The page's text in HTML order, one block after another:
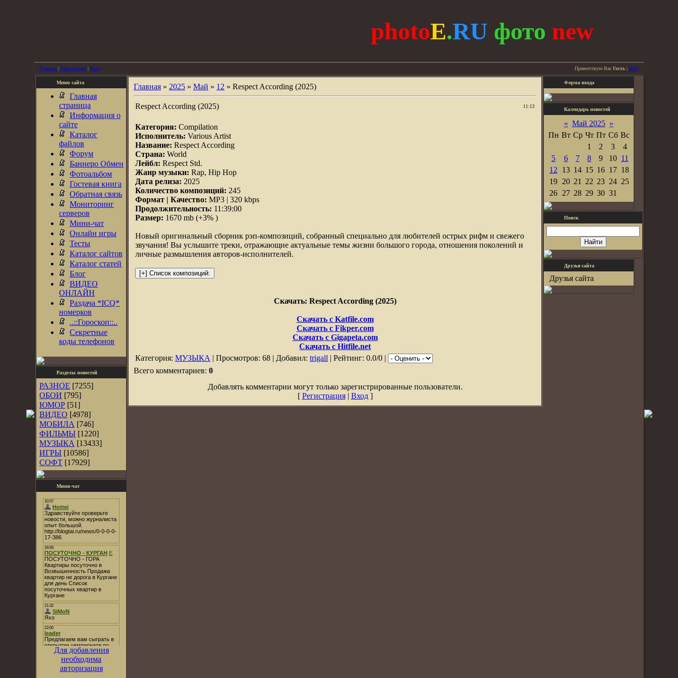
photoE.RU фото new
Главная | Регистрация | Вход Приветствую Вас Гость | RSS
Меню сайта
Главная
страница
Информация о
сайте
Каталог
файлов
Форум
Баннеро Обмен
Фотоальбом
Гостевая книга
Обратная связь
Мониторинг
серверов
Мини-чат
Онлайн игры
Тесты
Каталог сайтов
Каталог статей
Блог
ВИДЕО
ОНЛАЙН
Раздача *ICQ*
номерков
..::Гороскоп::..
Секретные
коды телефонов
Разделы новостей
РАЗНОЕ [7255]
ОБОИ [795]
ЮМОР [51]
ВИДЕО [4978]
МОБИЛА [746]
ФИЛЬМЫ [1220]
МУЗЫКА [13433]
ИГРЫ [10586]
СОФТ [17929]
Мини-чат
Для добавления
необходима
авторизация
Главная » 2025 » Май » 12 » Respect According (2025)
Respect According (2025) 11:13
Категория: Compilation
Исполнитель: Various Artist
Название: Respect According
Страна: World
Лейбл: Respect Std.
Жанр музыки: Rap, Hip Hop
Дата релиза: 2025
Количество композиций: 245
Формат | Качество: MP3 | 320 kbps
Продолжительность: 11:39:00
Размер: 1670 mb (+3% )
Новый оригинальный сборник рэп-композиций, собранный специально для любителей острых рифм и свежего
звучания! Вы услышите треки, отражающие актуальные темы жизни большого города, отношения поколений и
личные размышления авторов-исполнителей.
Скачать: Respect According (2025)
Скачать с Katfile.com
Скачать с Fikper.com
Скачать с Gigapeta.com
Скачать с Hitfile.net
Категория: МУЗЫКА | Просмотров: 68 | Добавил: trigall | Рейтинг: 0.0/0 |
Всего комментариев: 0
Добавлять комментарии могут только зарегистрированные пользователи.
[ Регистрация| Вход]
Форма входа
Календарь новостей
« Май 2025 »
Пн Вт Ср Чт Пт Сб Вс
1
2 3
4
5
6 7 8 9 10 11
12
13 14 15 16 17 18
19 20 21 22 23 24 25
26 27 28 29 30 31
Поиск
Друзья сайта
Друзья сайта